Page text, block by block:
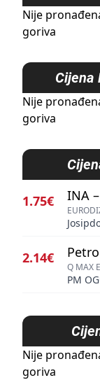
Nije
goriva
Cijena
Nije
goriva
1.75€ INA
2.14€
Q MAX
PM
Nije
goriva